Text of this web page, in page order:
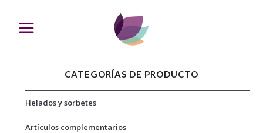
CATEGORÍAS DE PRODUCTO
Helados y sorbetes
Artículos complementarios